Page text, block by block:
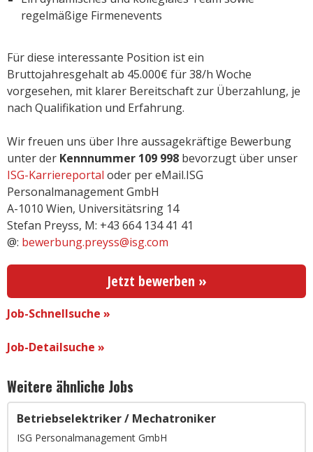
regelmäßige Firmenevents
Für diese interessante Position ist ein
Bruttojahresgehalt ab 45.000€ für 38/h Woche
vorgesehen, mit klarer Bereitschaft zur Überzahlung, je
nach Qualifikation und Erfahrung.
Wir freuen uns über Ihre aussagekräftige Bewerbung
unter der Kennnummer 109 998 bevorzugt über unser
ISG-Karriereportal oder per eMail.ISG
Personalmanagement GmbH
A-1010 Wien, Universitätsring 14
Stefan Preyss, M: +43 664 134 41 41
@: bewerbung.preyss@isg.com
Jetzt bewerben »
Job-Schnellsuche »
Job-Detailsuche »
Weitere ähnliche Jobs
Betriebselektriker / Mechatroniker
ISG Personalmanagement GmbH